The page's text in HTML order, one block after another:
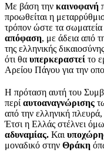
Με βάση την καινοφανή
προωθείται η
τρόπον ώστε τα σωματεία
απόφαση, με άδεια από
της ελληνικής
ότι θα υπερκεραστεί το
Αρείου Πάγου για την
Η πρόταση αυτή του
περί αυτοαναγνώρισης
από την ελληνική πλευρά,
Έτσι η Ελλάς στέλνει
αδυναμίας. Και
μοναδικό στην Θράκη